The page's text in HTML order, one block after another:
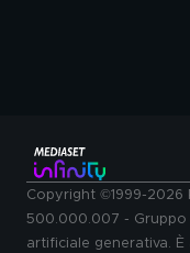
Copyright ©1999-2026
500.000.007 - Gruppo
artificiale generativa.